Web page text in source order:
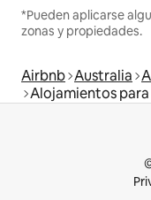
*Pueden aplicarse
zonas y propiedades.
Airbnb Australia
Alojamientos